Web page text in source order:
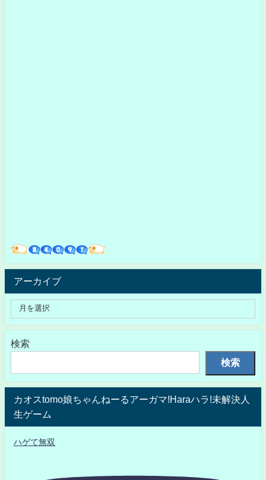
アーカイブ
検索
検索
カオスtomo娘ちゃんねーるアーガマ!Haraハラ!未解決人
生ゲーム
ハゲて無双